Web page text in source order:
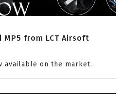
MP5 from LCT Airsoft
available on the market.